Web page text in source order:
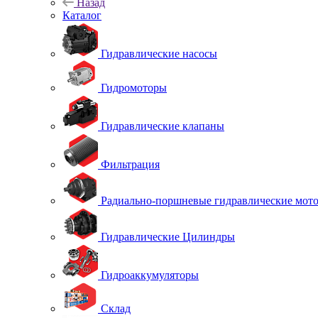
Назад
Каталог
Гидравлические насосы
Гидромоторы
Гидравлические клапаны
Фильтрация
Радиально-поршневые гидравлические
Гидравлические Цилиндры
Гидроаккумуляторы
Склад